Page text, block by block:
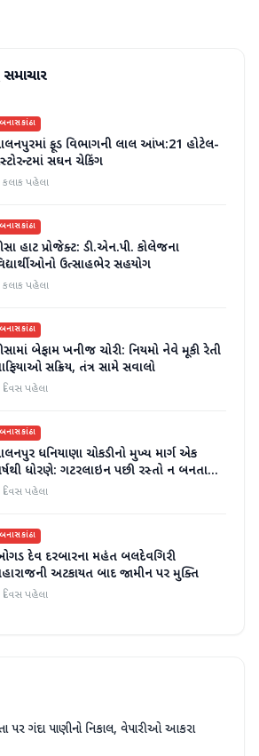
બનાસકાંઠા
ફૂડ વિભાગની લાલ આંખ:21 હોટેલ-
સઘન ચેકિંગ
કલાક પહેલા
બનાસકાંઠા
હાટ પ્રોજેક્ટ: ડી.એન.પી. કોલેજના
ઉત્સાહભેર સહયોગ
કલાક પહેલા
બનાસકાંઠા
બેફામ ખનીજ ચોરી: નિયમો નેવે મૂકી રેતી
સક્રિય, તંત્ર સામે સવાલો
દિવસ પહેલા
બનાસકાંઠા
ધનિયાણા ચોકડીનો મુખ્ય માર્ગ એક
ધોરણે: ગટરલાઇન પછી રસ્તો ન બનતા
દિવસ પહેલા
બનાસકાંઠા
દેવ દરબારના મહંત બલદેવગિરી
અટકાયત બાદ જામીન પર મુક્તિ
દિવસ પહેલા
પર ગંદા પાણીનો નિકાલ, વેપારીઓ આકરા